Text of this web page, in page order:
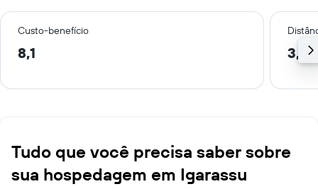
Custo-benefício
8,1 3,3
Tudo que você precisa saber sobre
sua hospedagem em Igarassu